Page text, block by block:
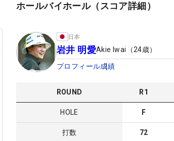
ホールバイホール（スコア詳細）
日本
岩井 明愛Akie Iwai （24歳）
プロフィール成績
ROUND R1
HOLE F
打数 72